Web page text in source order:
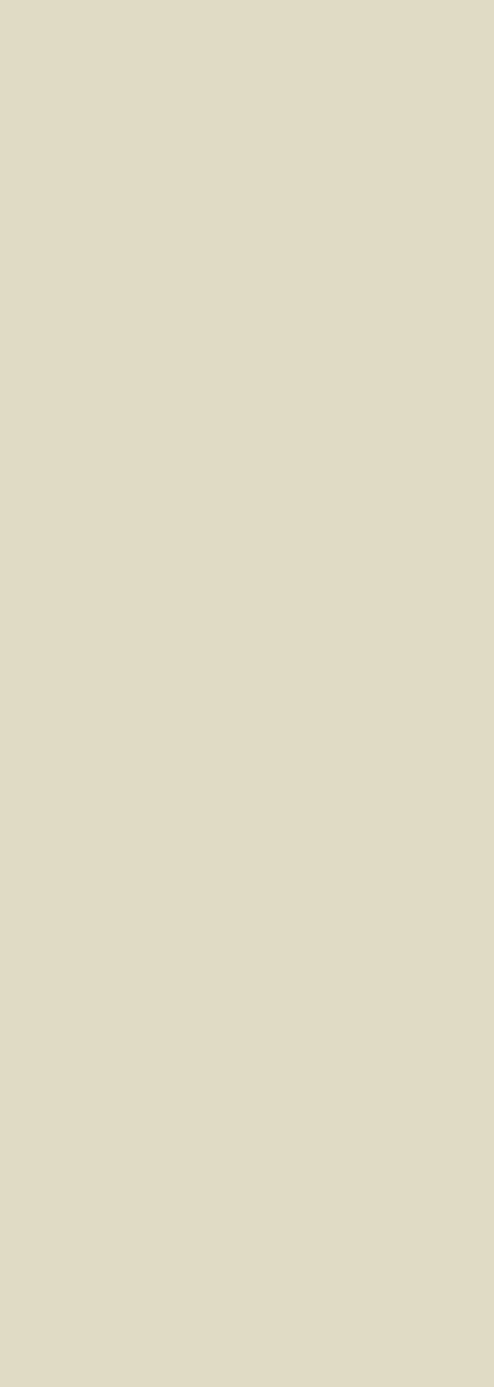
används flitigt och som de flesta vet sliter det sönder håret i
sak som jag. Jag är en "fattig student" och har därför inte råd med
som regn i torkan.
mig något sådant då jag lever på CSN-lån.
håret, mitt hår är slitet som fan pga det!
en hel del av håret av många orsaker, en mardröm för mig helt enkelt!
fått klippa av sig hela sitt jävla hår (60 cm bortklippt) nyligen för att det
göra det RÄTT!
väldigt kärlek till plattången ibland och för att inte slita allt mer på håret
mitt hår och är sjukt tacksam för att jag får ha just mitt hår - men
efter bra produkter, så det vore superfint att få testa dessa!
liv i färgen och kapa av det några centimeter, hur det blev? HEMSKT!
sex månader senare kan jag fortfarande inte borsta håret riktigt utan
mitt hår någon man faktiskt litar på, aldrig mer att jag utsätter mitt
hår är tunnt och därför måste jag alltid jobba me volymen, kan inte leva
det som om det äntligen blir av och trivs vi så ska vi försöka stanna,
upp när jag såg den här tävlingen och det kändes så jag ^^